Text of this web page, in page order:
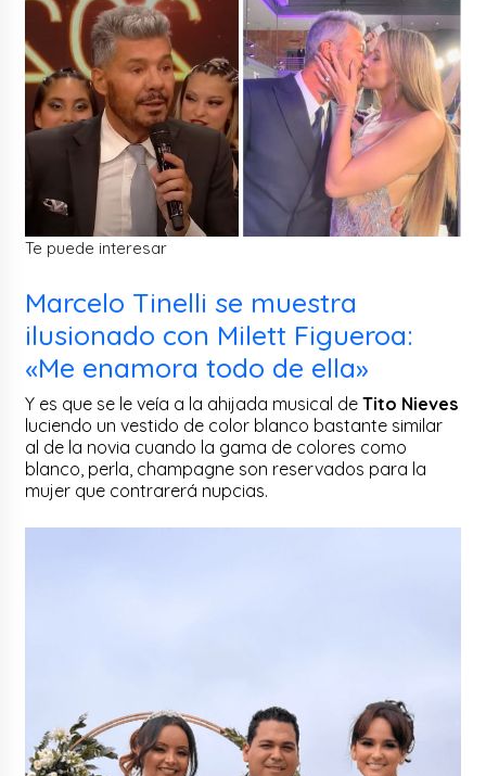
Te puede interesar
Marcelo Tinelli se muestra
ilusionado con Milett Figueroa:
«Me enamora todo de ella»
Y es que se le veía a la ahijada musical de Tito Nieves
luciendo un vestido de color blanco bastante similar
al de la novia cuando la gama de colores como
blanco, perla, champagne son reservados para la
mujer que contrarerá nupcias.